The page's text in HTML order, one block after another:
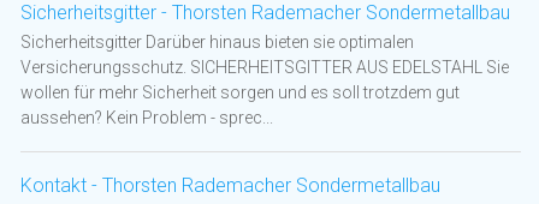
Sicherheitsgitter - Thorsten Rademacher Sondermetallbau
Sicherheitsgitter Darüber hinaus bieten sie optimalen
Versicherungsschutz. SICHERHEITSGITTER AUS EDELSTAHL Sie
wollen für mehr Sicherheit sorgen und es soll trotzdem gut
aussehen? Kein Problem - sprec...
Kontakt - Thorsten Rademacher Sondermetallbau